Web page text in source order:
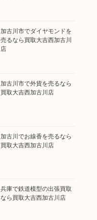
加古川市でダイヤモンドを
売るなら買取大吉西加古川
店
加古川市で外貨を売るなら
買取大吉西加古川店
加古川でお線香を売るなら
買取大吉西加古川店
兵庫で鉄道模型の出張買取
なら買取大吉西加古川店